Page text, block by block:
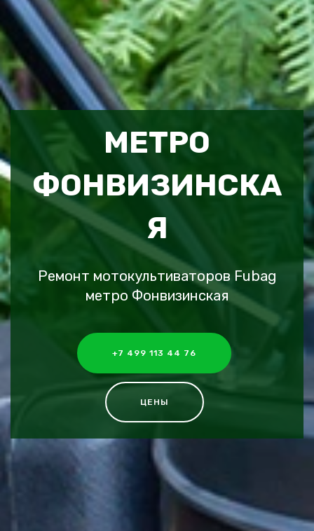
МЕТРО
ФОНВИЗИНСКА
Я
Ремонт мотокультиваторов Fubag
метро Фонвизинская
+7 499 113 44 76
ЦЕНЫ